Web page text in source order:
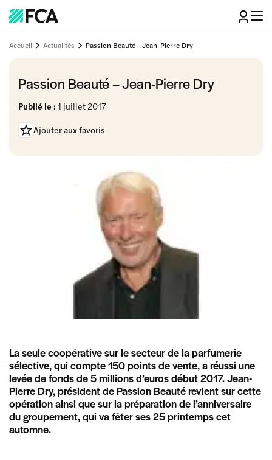
Accueil Actualités Passion Beauté - Jean-Pierre Dry
Passion Beauté – Jean-Pierre Dry
Publié le : 1 juillet 2017
Ajouter aux favoris
La seule coopérative sur le secteur de la parfumerie
sélective, qui compte 150 points de vente, a réussi une
levée de fonds de 5 millions d’euros début 2017. Jean-
Pierre Dry, président de Passion Beauté revient sur cette
opération ainsi que sur la préparation de l’anniversaire
du groupement, qui va fêter ses 25 printemps cet
automne.